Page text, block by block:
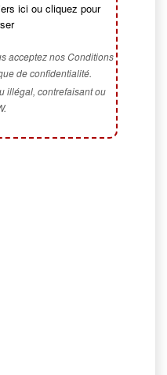
ici ou cliquez pour
acceptez nos Conditions
de confidentialité.
illégal, contrefaisant ou